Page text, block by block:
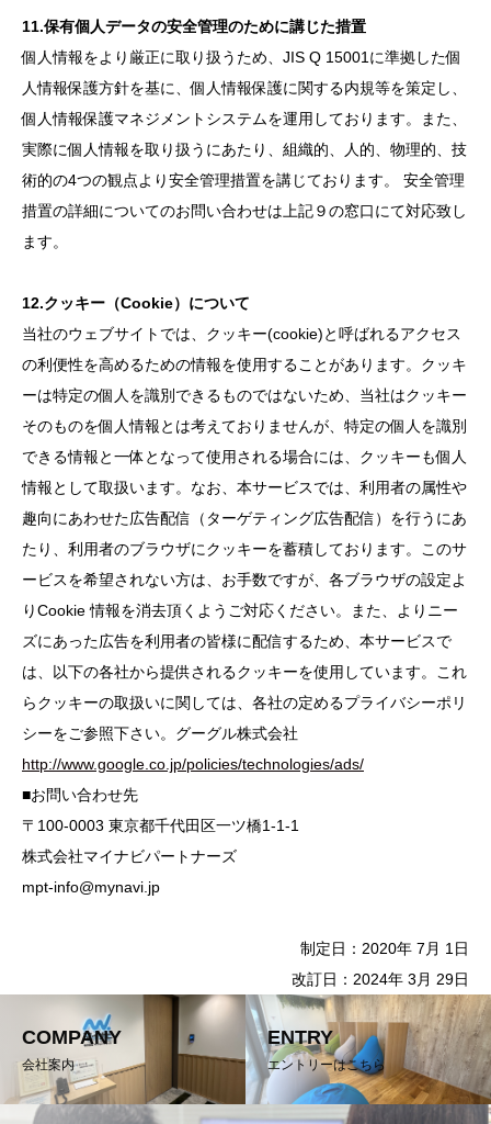
11.保有個人データの安全管理のために講じた措置
個人情報をより厳正に取り扱うため、JIS Q 15001に準拠した個
人情報保護方針を基に、個人情報保護に関する内規等を策定し、
個人情報保護マネジメントシステムを運用しております。また、
実際に個人情報を取り扱うにあたり、組織的、人的、物理的、技
術的の4つの観点より安全管理措置を講じております。 安全管理
措置の詳細についてのお問い合わせは上記９の窓口にて対応致し
ます。
12.クッキー（Cookie）について
当社のウェブサイトでは、クッキー(cookie)と呼ばれるアクセス
の利便性を高めるための情報を使用することがあります。クッキ
ーは特定の個人を識別できるものではないため、当社はクッキー
そのものを個人情報とは考えておりませんが、特定の個人を識別
できる情報と一体となって使用される場合には、クッキーも個人
情報として取扱います。なお、本サービスでは、利用者の属性や
趣向にあわせた広告配信（ターゲティング広告配信）を行うにあ
たり、利用者のブラウザにクッキーを蓄積しております。このサ
ービスを希望されない方は、お手数ですが、各ブラウザの設定よ
りCookie 情報を消去頂くようご対応ください。また、よりニー
ズにあった広告を利用者の皆様に配信するため、本サービスで
は、以下の各社から提供されるクッキーを使用しています。これ
らクッキーの取扱いに関しては、各社の定めるプライバシーポリ
シーをご参照下さい。グーグル株式会社
http://www.google.co.jp/policies/technologies/ads/
■お問い合わせ先
〒100-0003 東京都千代田区一ツ橋1-1-1
株式会社マイナビパートナーズ
mpt-info@mynavi.jp
制定日：2020年 7月 1日
改訂日：2024年 3月 29日
COMPANY
会社案内
ENTRY
エントリーはこちら